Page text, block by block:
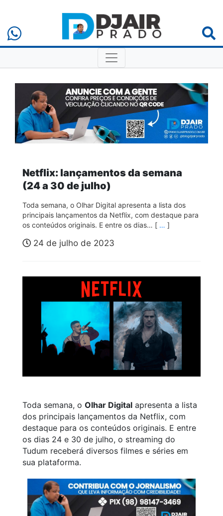
Netflix: lançamentos da semana
(24 a 30 de julho)
Toda semana, o Olhar Digital apresenta a lista dos
principais lançamentos da Netflix, com destaque para
os conteúdos originais. E entre os dias… [ … ]
24 de julho de 2023
Toda semana, o Olhar Digital apresenta a lista
dos principais lançamentos da Netflix, com
destaque para os conteúdos originais. E entre
os dias 24 e 30 de julho, o streaming do
Tudum receberá diversos filmes e séries em
sua plataforma.